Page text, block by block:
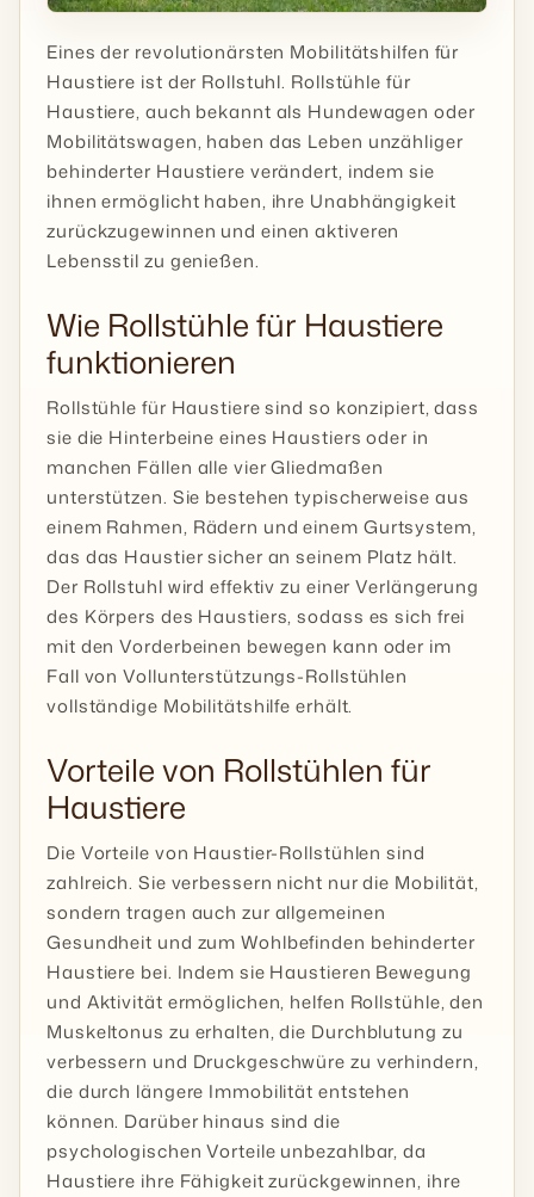
Eines der revolutionärsten Mobilitätshilfen für
Haustiere ist der Rollstuhl. Rollstühle für
Haustiere, auch bekannt als Hundewagen oder
Mobilitätswagen, haben das Leben unzähliger
behinderter Haustiere verändert, indem sie
ihnen ermöglicht haben, ihre Unabhängigkeit
zurückzugewinnen und einen aktiveren
Lebensstil zu genießen.
Wie Rollstühle für Haustiere
funktionieren
Rollstühle für Haustiere sind so konzipiert, dass
sie die Hinterbeine eines Haustiers oder in
manchen Fällen alle vier Gliedmaßen
unterstützen. Sie bestehen typischerweise aus
einem Rahmen, Rädern und einem Gurtsystem,
das das Haustier sicher an seinem Platz hält.
Der Rollstuhl wird effektiv zu einer Verlängerung
des Körpers des Haustiers, sodass es sich frei
mit den Vorderbeinen bewegen kann oder im
Fall von Vollunterstützungs-Rollstühlen
vollständige Mobilitätshilfe erhält.
Vorteile von Rollstühlen für
Haustiere
Die Vorteile von Haustier-Rollstühlen sind
zahlreich. Sie verbessern nicht nur die Mobilität,
sondern tragen auch zur allgemeinen
Gesundheit und zum Wohlbefinden behinderter
Haustiere bei. Indem sie Haustieren Bewegung
und Aktivität ermöglichen, helfen Rollstühle, den
Muskeltonus zu erhalten, die Durchblutung zu
verbessern und Druckgeschwüre zu verhindern,
die durch längere Immobilität entstehen
können. Darüber hinaus sind die
psychologischen Vorteile unbezahlbar, da
Haustiere ihre Fähigkeit zurückgewinnen, ihre